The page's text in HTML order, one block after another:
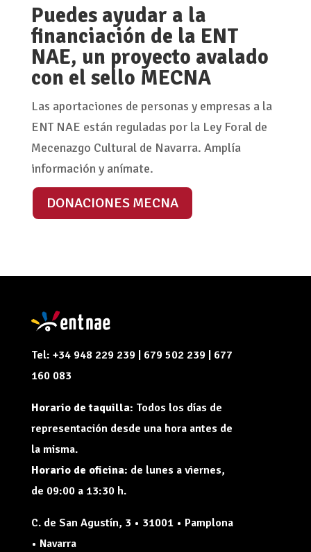
Puedes ayudar a la
financiación de la ENT
NAE, un proyecto avalado
con el sello MECNA
Las aportaciones de personas y empresas a la
ENT NAE están reguladas por la Ley Foral de
Mecenazgo Cultural de Navarra. Amplía
información y anímate.
DONACIONES MECNA
Tel: +34 948 229 239 | 679 502 239 | 677
160 083
Horario de taquilla: Todos los días de
representación desde una hora antes de
la misma.
Horario de oficina: de lunes a viernes,
de 09:00 a 13:30 h.
C. de San Agustín, 3 • 31001 • Pamplona
• Navarra